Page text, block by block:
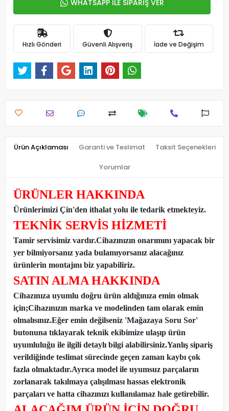
WHATSAPP İLE SİPARİŞ VER
Hızlı Gönderi Güvenli Alışveriş İade ve Değişim
Ürün Açıklaması Garanti ve Teslimat Taksit Seçenekleri
Yorumlar
ÜRÜNLER HAKKINDA
Ürünlerimizi Çin'den ithalat yolu ile tedarik etmekteyiz.
TEKNİK SERVİS HİZMETİ
Tamir servisimiz vardır.Cihazınızın onarımını yapacak bir
yer bilmiyorsanız yada bulamıyorsanız alacağınız
ürünlerin montajını biz yapabiliriz.
SATIN ALMA HAKKINDA
Cihazınıza uyumlu doğru ürün aldığınıza emin olmak
için;Cihazınızın marka ve modelinden tam olarak emin
olmalısınız.Eğer emin değilseniz 'Mağazaya Soru Sor'
butonuna tıklayarak teknik ekibimize ulaşıp ürün
uyumluluğu ile ilgili detaylı bilgi alabilirsiniz.Yanlış sipariş
verildiğinde teslimat sürecinde geçen zaman kaybı çok
fazla olmaktadır.Ayrıca model ile uyumsuz parçaların
zorlanarak takılmaya çalışılması hassas elektronik
parçaları ve hatta cihazınızı kullanılamaz hale getirebilir.